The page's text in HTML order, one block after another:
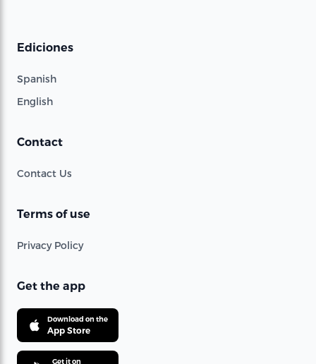
Ediciones
Spanish
English
Contact
Contact Us
Terms of use
Privacy Policy
Get the app
Download on the
App Store
Get it on